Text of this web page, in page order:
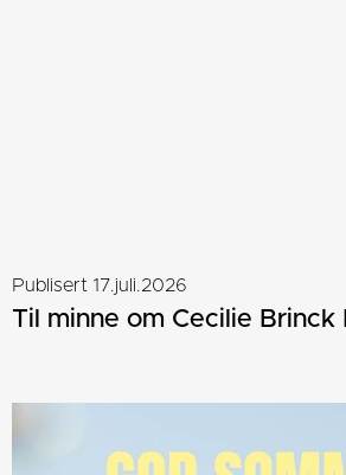
Publisert 17.juli.2026
Til minne om Cecilie Brinck